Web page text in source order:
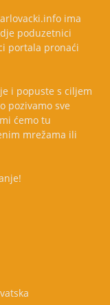
ima
poduzetnici
portala pronaći
i popuste s ciljem
pozivamo sve
ćemo tu
mrežama ili